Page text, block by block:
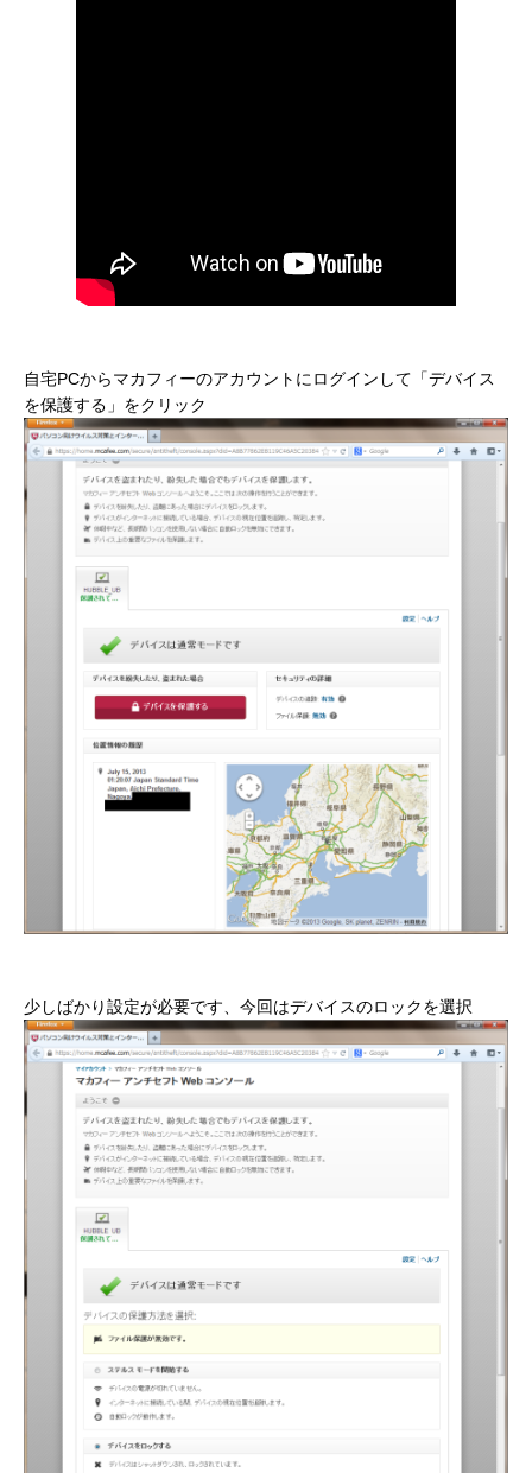
自宅PCからマカフィーのアカウントにログインして「デバイス
を保護する」をクリック
少しばかり設定が必要です、今回はデバイスのロックを選択